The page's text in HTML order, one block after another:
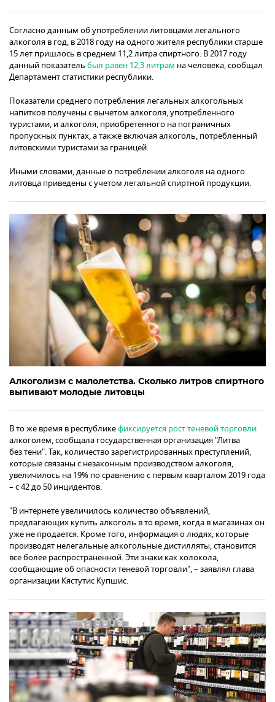
Согласно данным об употреблении литовцами легального
алкоголя в год, в 2018 году на одного жителя республики старше
15 лет пришлось в среднем 11,2 литра спиртного. В 2017 году
данный показатель был равен 12,3 литрам на человека, сообщал
Департамент статистики республики.
Показатели среднего потребления легальных алкогольных
напитков получены с вычетом алкоголя, употребленного
туристами, и алкоголя, приобретенного на пограничных
пропускных пунктах, а также включая алкоголь, потребленный
литовскими туристами за границей.
Иными словами, данные о потреблении алкоголя на одного
литовца приведены с учетом легальной спиртной продукции.
Алкоголизм с малолетства. Сколько литров спиртного
выпивают молодые литовцы
В то же время в республикефиксируется рост теневой торговли
алкоголем, сообщала государственная организация "Литва
без тени". Так, количество зарегистрированных преступлений,
которые связаны с незаконным производством алкоголя,
увеличилось на 19% по сравнению с первым кварталом 2019 года
– с 42 до 50 инцидентов.
"В интернете увеличилось количество объявлений,
предлагающих купить алкоголь в то время, когда в магазинах он
уже не продается. Кроме того, информация о людях, которые
производят нелегальные алкогольные дистилляты, становится
все более распространенной. Эти знаки как колокола,
сообщающие об опасности теневой торговли", – заявлял глава
организации Кястутис Купшис.